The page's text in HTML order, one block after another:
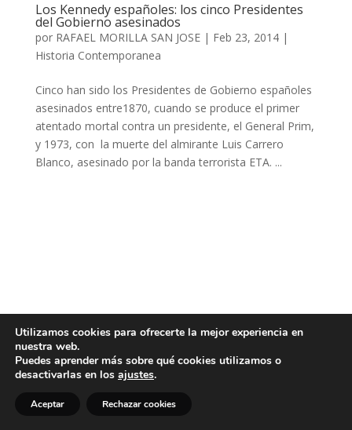
Los Kennedy españoles: los cinco Presidentes
del Gobierno asesinados
por RAFAEL MORILLA SAN JOSE| Feb 23, 2014|
Historia Contemporanea
Cinco han sido los Presidentes de Gobierno españoles
asesinados entre1870, cuando se produce el primer
atentado mortal contra un presidente, el General Prim,
y 1973, con la muerte del almirante Luis Carrero
Blanco, asesinado por la banda terrorista ETA. ...
Utilizamos cookies para ofrecerte la mejor experiencia en
nuestra web.
Puedes aprender más sobre qué cookies utilizamos o
desactivarlas en los ajustes.
Aceptar Rechazar cookies